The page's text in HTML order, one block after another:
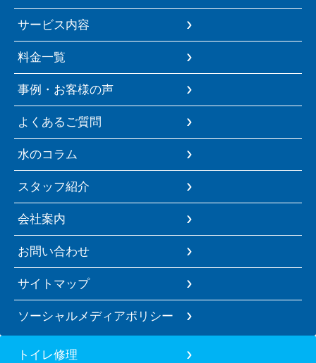
サービス内容
料金一覧
事例・お客様の声
よくあるご質問
水のコラム
スタッフ紹介
会社案内
お問い合わせ
サイトマップ
ソーシャルメディアポリシー
トイレ修理